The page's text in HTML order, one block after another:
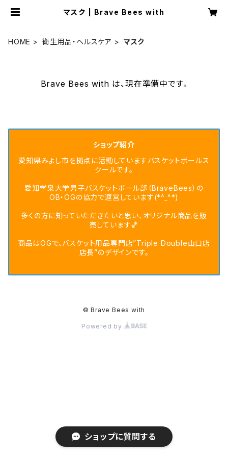
マスク | Brave Bees with
HOME 衛生用品・ヘルスケア マスク
Brave Bees with は、現在準備中です。
ショップ紹介
愛知県みよし市を拠点に活動していますバスケットボールス
クールです。
愛知学泉大学男子バスケットボール部（BraveBees）の
OB・OGの協力で運営しています(*^_^*)
多くの方に知っていただきたいと思い、オリジナル商品を販
売しています🏀
商品はOGで、バスケット用品専門店”Triple Double山口店
店長”のデザインです。
© Brave Bees with
Powered by
ショップに質問する